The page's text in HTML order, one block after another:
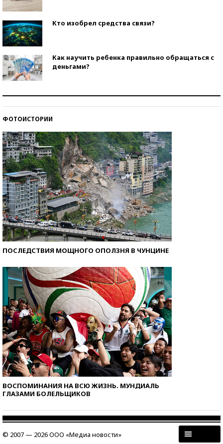
Кто изобрел средства связи?
Как научить ребенка правильно обращаться с
деньгами?
ФОТОИСТОРИИ
ПОСЛЕДСТВИЯ МОЩНОГО ОПОЛЗНЯ В ЧУНЦИНЕ
ВОСПОМИНАНИЯ НА ВСЮ ЖИЗНЬ. МУНДИАЛЬ
ГЛАЗАМИ БОЛЕЛЬЩИКОВ
© 2007 — 2026 ООО «Медиа новости»